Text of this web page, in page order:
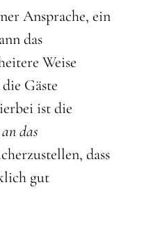
Ansprache, ein
das
Weise
Gäste
ist die
das
dass
gut